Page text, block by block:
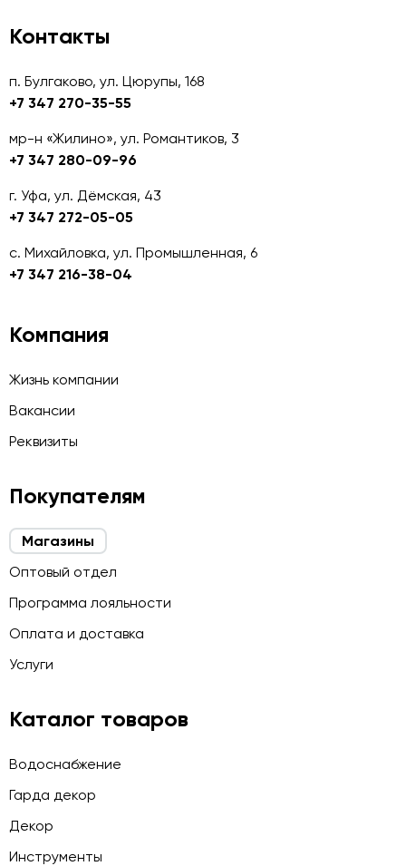
Контакты
п. Булгаково, ул. Цюрупы, 168
+7 347 270-35-55
мр-н «Жилино», ул. Романтиков, 3
+7 347 280-09-96
г. Уфа, ул. Дёмская, 43
+7 347 272-05-05
с. Михайловка, ул. Промышленная, 6
+7 347 216-38-04
Компания
Жизнь компании
Вакансии
Реквизиты
Покупателям
Магазины
Оптовый отдел
Программа лояльности
Оплата и доставка
Услуги
Каталог товаров
Водоснабжение
Гарда декор
Декор
Инструменты